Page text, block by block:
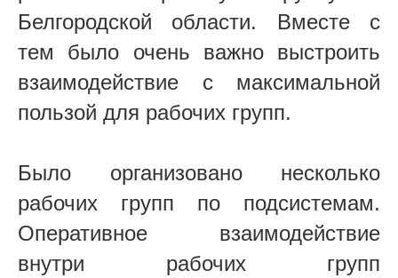
Белгородской области. Вместе с
тем было очень важно выстроить
взаимодействие с максимальной
пользой для рабочих групп.
Было организовано несколько
рабочих групп по подсистемам.
Оперативное взаимодействие
внутри рабочих групп